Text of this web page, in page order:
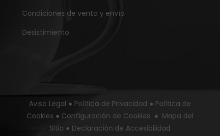
Condiciones de venta y envío
Desistimiento
Aviso Legal ● Política de Privacidad ● Política de
Cookies ● Configuración de Cookies ● Mapa del
Sitio ● Declaración de Accesibilidad